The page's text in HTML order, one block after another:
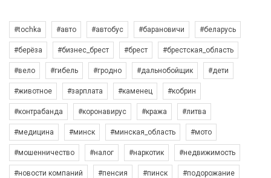
#tochka #авто #автобус #барановичи #беларусь
#берёза #бизнес_брест #брест #брестская_область
#вело #гибель #гродно #дальнобойщик #дети
#животное #зарплата #каменец #кобрин
#контрабанда #коронавирус #кража #литва
#медицина #минск #минская_область #мото
#мошенничество #налог #наркотик #недвижимость
#новости компаний #пенсия #пинск #подорожание